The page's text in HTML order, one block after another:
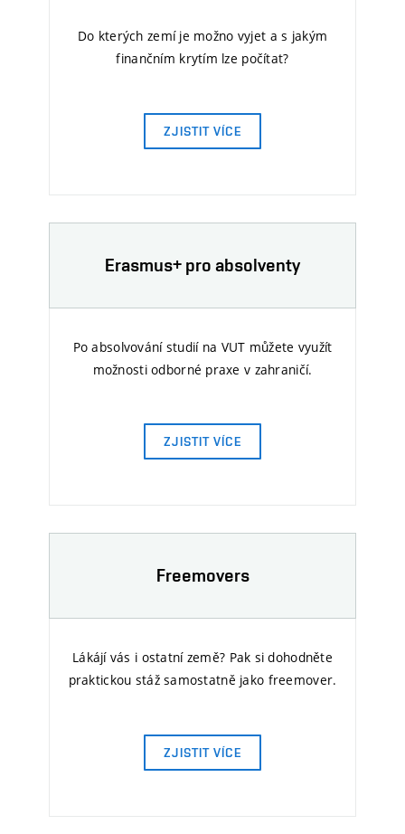
Do kterých zemí je možno vyjet a s jakým
finančním krytím lze počítat?
ZJISTIT VÍCE
Erasmus+ pro absolventy
Po absolvování studií na VUT můžete využít
možnosti odborné praxe v zahraničí.
ZJISTIT VÍCE
Freemovers
Lákájí vás i ostatní země? Pak si dohodněte
praktickou stáž samostatně jako freemover.
ZJISTIT VÍCE